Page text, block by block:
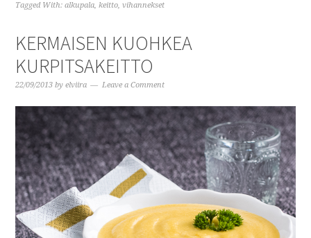
Tagged With:alkupala,keitto,vihannekset
KERMAISEN KUOHKEA
KURPITSAKEITTO
22/09/2013 byelviira Leave a Comment